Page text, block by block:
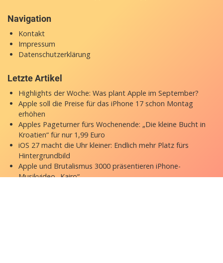
Navigation
Kontakt
Impressum
Datenschutzerklärung
Letzte Artikel
Highlights der Woche: Was plant Apple im September?
Apple soll die Preise für das iPhone 17 schon Montag
erhöhen
Apples Pageturner fürs Wochenende: „Die kleine Bucht in
Kroatien“ für nur 1,99 Euro
iOS 27 macht die Uhr kleiner: Endlich mehr Platz fürs
Hintergrundbild
Apple und Brutalismus 3000 präsentieren iPhone-
Musikvideo „Kairo“